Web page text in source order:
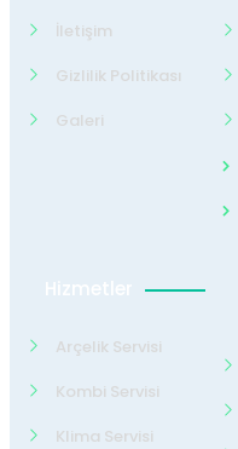
İletişim
Gizlilik Politikası
Galeri
Hizmetler
Arçelik Servisi
Kombi Servisi
Klima Servisi